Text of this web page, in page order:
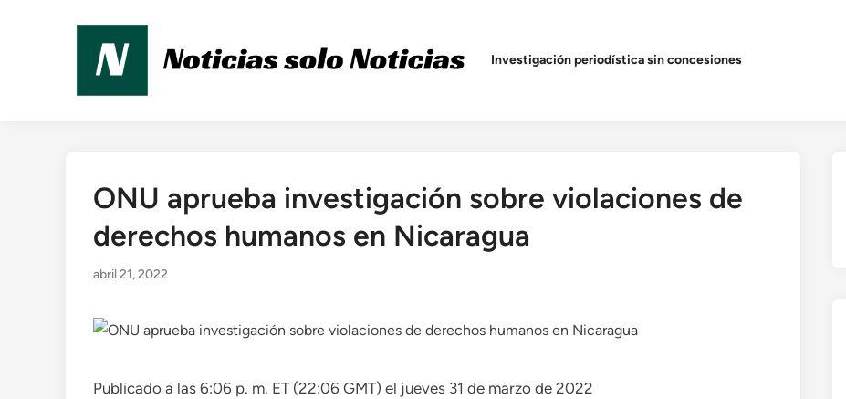
Investigación periodística sin concesiones
Publicado
ONU aprueba investigación sobre violaciones de
derechos humanos en Nicaragua
abril 21, 2022
Publicado a las 6:06 p. m. ET (22:06 GMT) el jueves 31 de marzo de 2022